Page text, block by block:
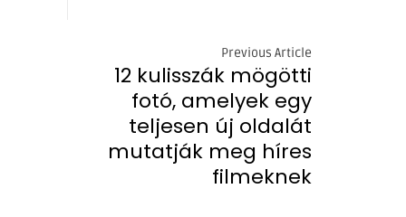
Previous Article
12 kulisszák mögötti
fotó, amelyek egy
teljesen új oldalát
mutatják meg híres
filmeknek